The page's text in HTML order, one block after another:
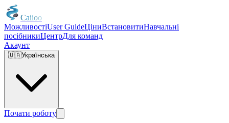
Caiioo
МожливостіUser GuideЦіниВстановитиНавчальні
посібникиЦентрДля команд
Акаунт
🇺🇦Українська
Почати роботу